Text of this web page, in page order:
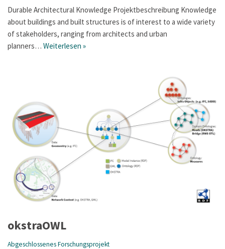
Durable Architectural Knowledge Projektbeschreibung Knowledge
about buildings and built structures is of interest to a wide variety
of stakeholders, ranging from architects and urban
planners… Weiterlesen »
okstraOWL
Abgeschlossenes Forschungsprojekt